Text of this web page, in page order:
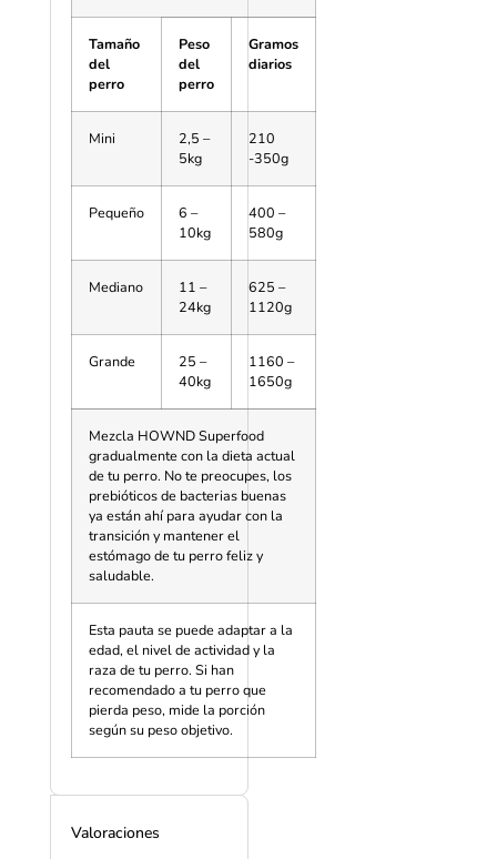
Tamaño
del
perro
Peso
del
perro
Gramos
diarios
Mini
2,5 –
5kg
210
-350g
Pequeño
6 –
10kg
400 –
580g
Mediano
11 –
24kg
625 –
1120g
Grande
25 –
40kg
1160 –
1650g
Mezcla HOWND Superfood
gradualmente con la dieta actual
de tu perro. No te preocupes, los
prebióticos de bacterias buenas
ya están ahí para ayudar con la
transición y mantener el
estómago de tu perro feliz y
saludable.
Esta pauta se puede adaptar a la
edad, el nivel de actividad y la
raza de tu perro. Si han
recomendado a tu perro que
pierda peso, mide la porción
según su peso objetivo.
Valoraciones